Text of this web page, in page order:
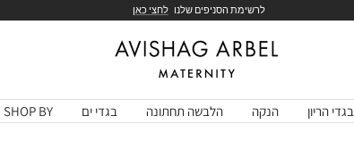
לרשימת הסניפים שלנו לחצי כאן
Avishag
בגדי הריון הנקה הלבשה תחתונה בגדי ים SHOP BY